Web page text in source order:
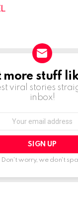
more stuff
viral stories
inbox!
Don't worry, we don't